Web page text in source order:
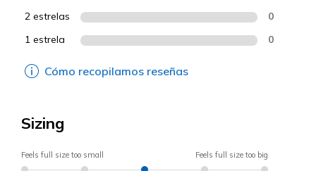
2 estrelas 0
1 estrela 0
Cómo recopilamos reseñas
Sizing
Feels full size too small Feels full size too big